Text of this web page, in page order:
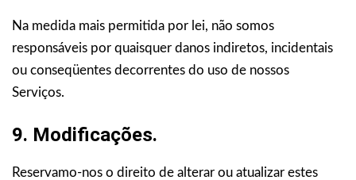
Na medida mais permitida por lei, não somos
responsáveis por quaisquer danos indiretos, incidentais
ou conseqüentes decorrentes do uso de nossos
Serviços.
9. Modificações.
Reservamo-nos o direito de alterar ou atualizar estes